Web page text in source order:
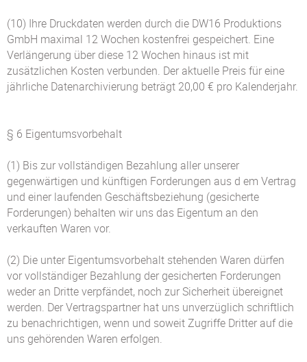
(10) Ihre Druckdaten werden durch die DW16 Produktions
GmbH maximal 12 Wochen kostenfrei gespeichert. Eine
Verlängerung über diese 12 Wochen hinaus ist mit
zusätzlichen Kosten verbunden. Der aktuelle Preis für eine
jährliche Datenarchivierung beträgt 20,00 € pro Kalenderjahr.
§ 6 Eigentumsvorbehalt
(1) Bis zur vollständigen Bezahlung aller unserer
gegenwärtigen und künftigen Forderungen aus d em Vertrag
und einer laufenden Geschäftsbeziehung (gesicherte
Forderungen) behalten wir uns das Eigentum an den
verkauften Waren vor.
(2) Die unter Eigentumsvorbehalt stehenden Waren dürfen
vor vollständiger Bezahlung der gesicherten Forderungen
weder an Dritte verpfändet, noch zur Sicherheit übereignet
werden. Der Vertragspartner hat uns unverzüglich schriftlich
zu benachrichtigen, wenn und soweit Zugriffe Dritter auf die
uns gehörenden Waren erfolgen.